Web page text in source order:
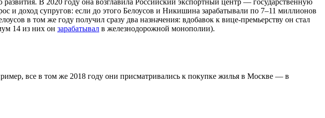
В 2020 году она возглавила Российский экспортный центр — государственную
и доход супругов: если до этого Белоусов и Никишина зарабатывали по 7–11 миллионов
в том же году получил сразу два назначения: вдобавок к вице-премьерству он стал
14 из них он зарабатывал в железнодорожной монополии).
все в том же 2018 году они присматривались к покупке жилья в Москве — в